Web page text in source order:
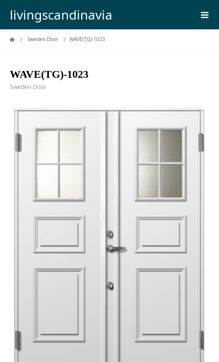
livingscandinavia
Sweden Door WAVE(TG)-1023
WAVE(TG)-1023
Sweden Door